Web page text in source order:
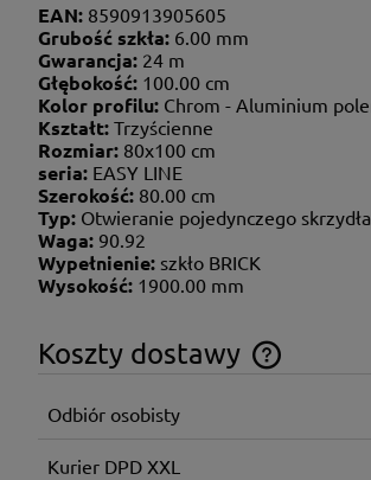
EAN: 8590913905605
Grubość szkła: 6.00 mm
Gwarancja: 24 m
Głębokość: 100.00 cm
Kolor profilu: Chrom - Aluminium
Kształt: Trzyścienne
Rozmiar: 80x100 cm
seria: EASY LINE
Szerokość: 80.00 cm
Typ: Otwieranie pojedynczego skrzydła
Waga: 90.92
Wypełnienie: szkło BRICK
Wysokość: 1900.00 mm
Koszty dostawy
Cena nie zawiera ewentualnych kosztów
Odbiór osobisty
Kurier DPD XXL